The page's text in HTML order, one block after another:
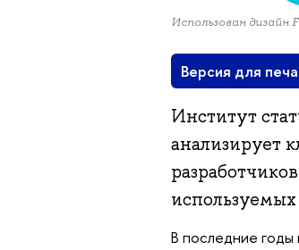
Использован дизайн
Версия для
Институт
анализирует
В последние годы